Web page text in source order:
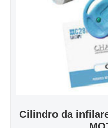
Cilindro da